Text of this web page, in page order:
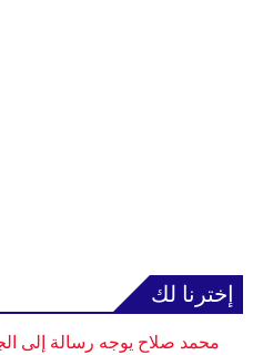
إخترنا لك
محمد صلاح يوجه رسالة إلى